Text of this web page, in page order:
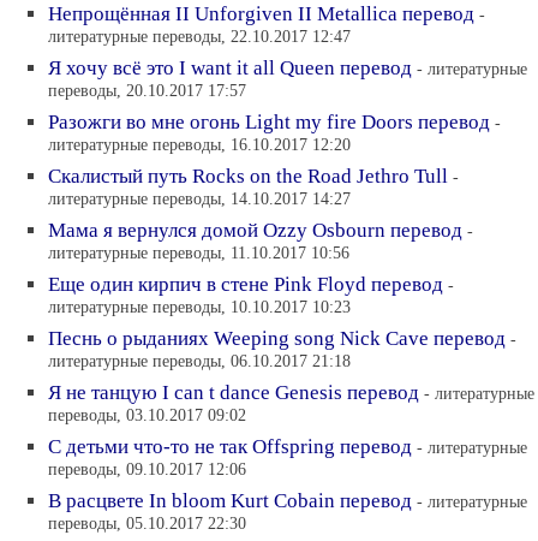
Непрощённая II Unforgiven II Metallica перевод -
литературные переводы, 22.10.2017 12:47
Я хочу всё это I want it all Queen перевод - литературные
переводы, 20.10.2017 17:57
Разожги во мне огонь Light my fire Doors перевод -
литературные переводы, 16.10.2017 12:20
Скалистый путь Rocks on the Road Jethro Tull -
литературные переводы, 14.10.2017 14:27
Мама я вернулся домой Ozzy Osbourn перевод -
литературные переводы, 11.10.2017 10:56
Еще один кирпич в стене Pink Floyd перевод -
литературные переводы, 10.10.2017 10:23
Песнь о рыданиях Weeping song Nick Cave перевод -
литературные переводы, 06.10.2017 21:18
Я не танцую I can t dance Genesis перевод - литературные
переводы, 03.10.2017 09:02
С детьми что-то не так Offspring перевод - литературные
переводы, 09.10.2017 12:06
В расцвете In bloom Kurt Cobain перевод - литературные
переводы, 05.10.2017 22:30